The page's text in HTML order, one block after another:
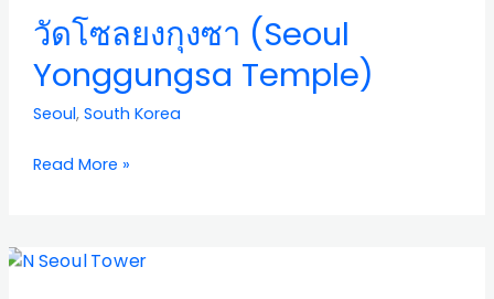
วัดโซลยงกุงซา (Seoul
Yonggungsa Temple)
Seoul, South Korea
กุง
(Seoul
Yonggungsa
Read More »
หอคอย